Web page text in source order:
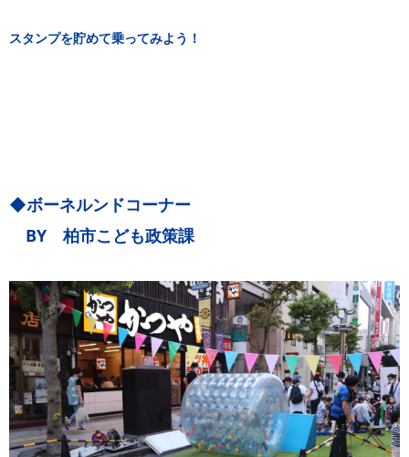
スタンプを貯めて乗ってみよう！
◆ボーネルンドコーナー
BY 柏市こども政策課